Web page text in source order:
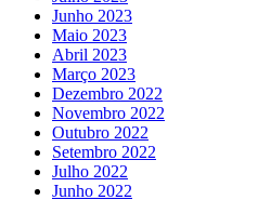
Junho 2023
Maio 2023
Abril 2023
Março 2023
Dezembro 2022
Novembro 2022
Outubro 2022
Setembro 2022
Julho 2022
Junho 2022